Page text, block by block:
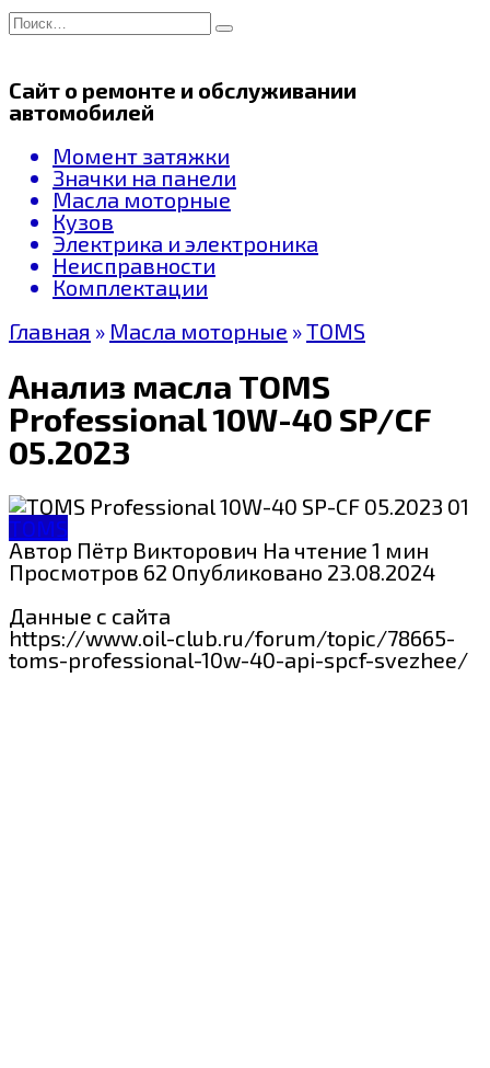
Перейти
к
Search
for:
Сайт о ремонте и обслуживании
автомобилей
Момент затяжки
Значки на панели
Масла моторные
Кузов
Электрика и электроника
Неисправности
Комплектации
Главная » Масла моторные »TOMS
Анализ масла TOMS
Professional 10W-40 SP/CF
05.2023
TOMS
Автор Пётр Викторович На чтение 1 мин
Просмотров 62 Опубликовано 23.08.2024
Данные с сайта
https://www.oil-club.ru/forum/topic/78665-
toms-professional-10w-40-api-spcf-svezhee/